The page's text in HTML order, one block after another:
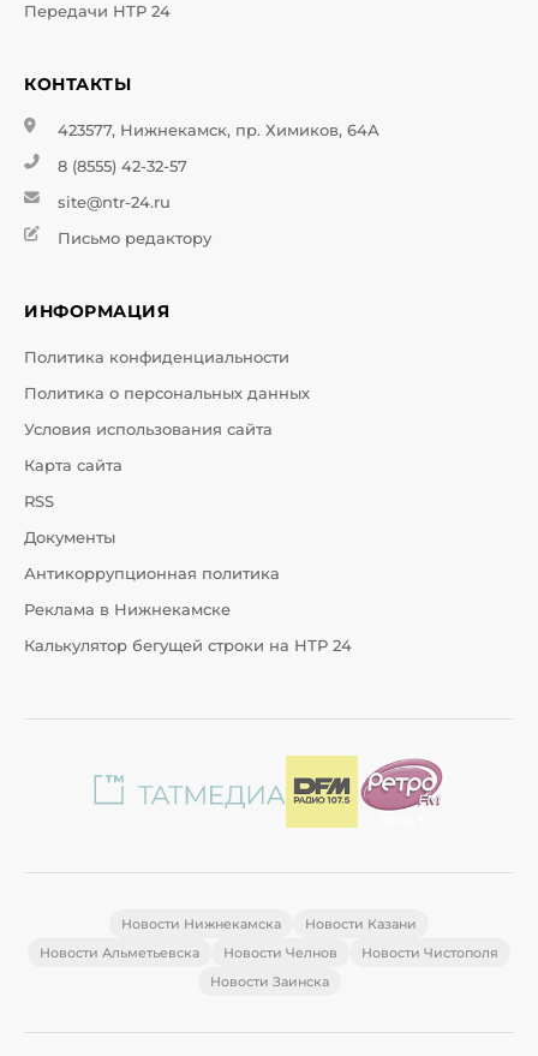
Передачи НТР 24
КОНТАКТЫ
423577, Нижнекамск, пр. Химиков, 64А
8 (8555) 42-32-57
site@ntr-24.ru
Письмо редактору
ИНФОРМАЦИЯ
Политика конфиденциальности
Политика о персональных данных
Условия использования сайта
Карта сайта
RSS
Документы
Антикоррупционная политика
Реклама в Нижнекамске
Калькулятор бегущей строки на НТР 24
Новости Нижнекамска
Новости Казани
Новости Альметьевска
Новости Челнов
Новости Чистополя
Новости Заинска